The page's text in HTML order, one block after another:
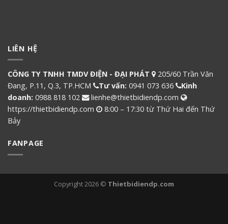
LIÊN HỆ
CÔNG TY TNHH TMDV ĐIỆN - ĐẠI PHÁT
205/60 Trần Văn
Đang, P.11, Q.3, TP.HCM
Tư vấn: 0941 073 636
Kinh
doanh: 0988 818 102
lienhe@thietbidiendp.com
https://thietbidiendp.com
8:00 – 17:30 từ Thứ Hai đến Thứ
Bảy
FANPAGE
Copyright 2026 © Thietbidiendp.com